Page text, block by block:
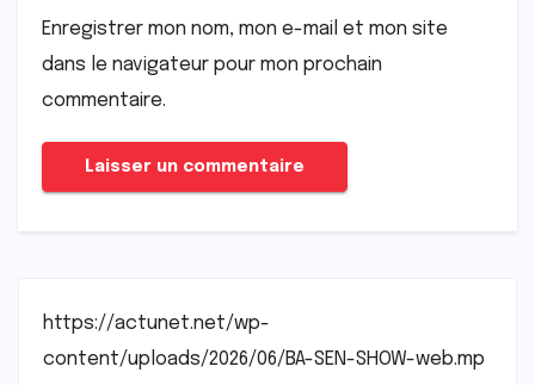
Enregistrer mon nom, mon e-mail et mon site
dans le navigateur pour mon prochain
commentaire.
https://actunet.net/wp-
content/uploads/2026/06/BA-SEN-SHOW-web.mp